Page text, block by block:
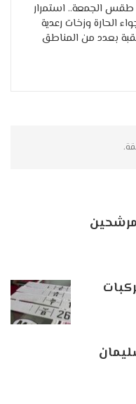
طقس الجمعة.. استمرار
الحارة وزخات رعدية
بعدد من المناطق